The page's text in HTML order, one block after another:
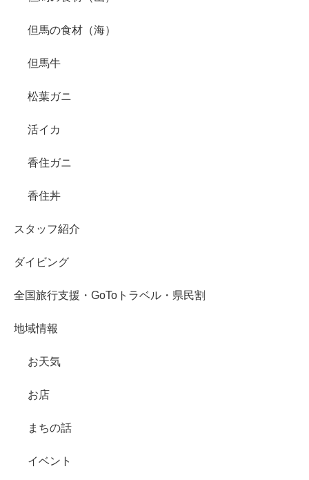
但馬の食材（海）
但馬牛
松葉ガニ
活イカ
香住ガニ
香住丼
スタッフ紹介
ダイビング
全国旅行支援・GoToトラベル・県民割
地域情報
お天気
お店
まちの話
イベント